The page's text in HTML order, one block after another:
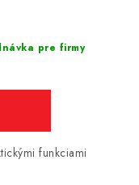
pre firmy
funkciami